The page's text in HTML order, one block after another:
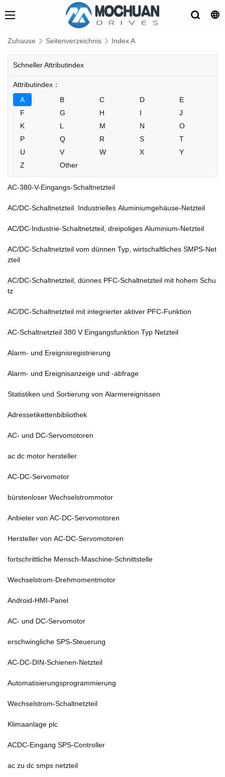
Zuhause Seitenverzeichnis Index A
Schneller Attributindex
Attributindex：
A
B C D
E
F
G H I
J
K
L M N
O
P
Q R S
T
U
V W X
Y
Z
Other
AC-380-V-Eingangs-Schaltnetzteil
AC/DC-Schaltnetzteil. Industrielles Aluminiumgehäuse-Netzteil
AC/DC-Industrie-Schaltnetzteil, dreipoliges Aluminium-Netzteil
AC/DC-Schaltnetzteil vom dünnen Typ, wirtschaftliches SMPS-Net
zteil
AC/DC-Schaltnetzteil, dünnes PFC-Schaltnetzteil mit hohem Schu
tz
AC/DC-Schaltnetzteil mit integrierter aktiver PFC-Funktion
AC-Schaltnetzteil 380 V Eingangsfunktion Typ Netzteil
Alarm- und Ereignisregistrierung
Alarm- und Ereignisanzeige und -abfrage
Statistiken und Sortierung von Alarmereignissen
Adressetikettenbibliothek
AC- und DC-Servomotoren
ac dc motor hersteller
AC-DC-Servomotor
bürstenloser Wechselstrommotor
Anbieter von AC-DC-Servomotoren
Hersteller von AC-DC-Servomotoren
fortschrittliche Mensch-Maschine-Schnittstelle
Wechselstrom-Drehmomentmotor
Android-HMI-Panel
AC- und DC-Servomotor
erschwingliche SPS-Steuerung
AC-DC-DIN-Schienen-Netzteil
Automatisierungsprogrammierung
Wechselstrom-Schaltnetzteil
Klimaanlage plc
ACDC-Eingang SPS-Controller
ac zu dc smps netzteil